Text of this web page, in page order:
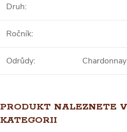
Druh:
Ročník:
Odrůdy:
PRODUKT NALEZNETE
KATEGORII